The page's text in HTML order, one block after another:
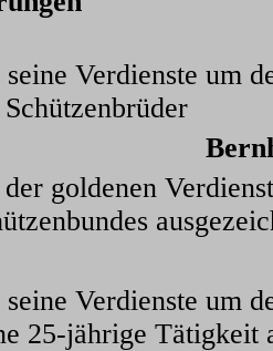
seine Verdienste um
goldenen
seine Verdienste um
25-jährige Tätigkeit